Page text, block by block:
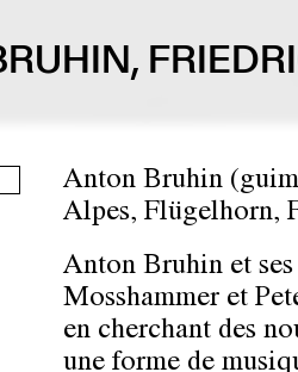
Anton Bruhin
Alpes, Flügelhorn,
Anton Bruhin et
Mosshammer et
en cherchant des
une forme de